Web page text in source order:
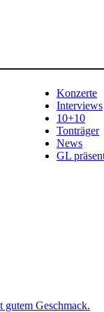
Konzerte
Interviews
10+10
Tonträger
News
GL
Geschmack.